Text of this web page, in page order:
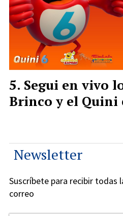
Segui en vivo
Brinco y el
Newsletter
Suscríbete para recibir todas
correo